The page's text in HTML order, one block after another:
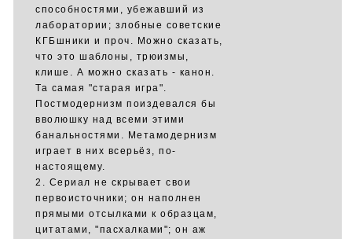
способностями, убежавший из
лаборатории; злобные советские
КГБшники и проч. Можно сказать,
что это шаблоны, трюизмы,
клише. А можно сказать - канон.
Та самая "старая игра".
Постмодернизм поиздевался бы
вволюшку над всеми этими
банальностями. Метамодернизм
играет в них всерьёз, по-
настоящему.
2. Сериал не скрывает свои
первоисточники; он наполнен
прямыми отсылками к образцам,
цитатами, "пасхалками"; он аж